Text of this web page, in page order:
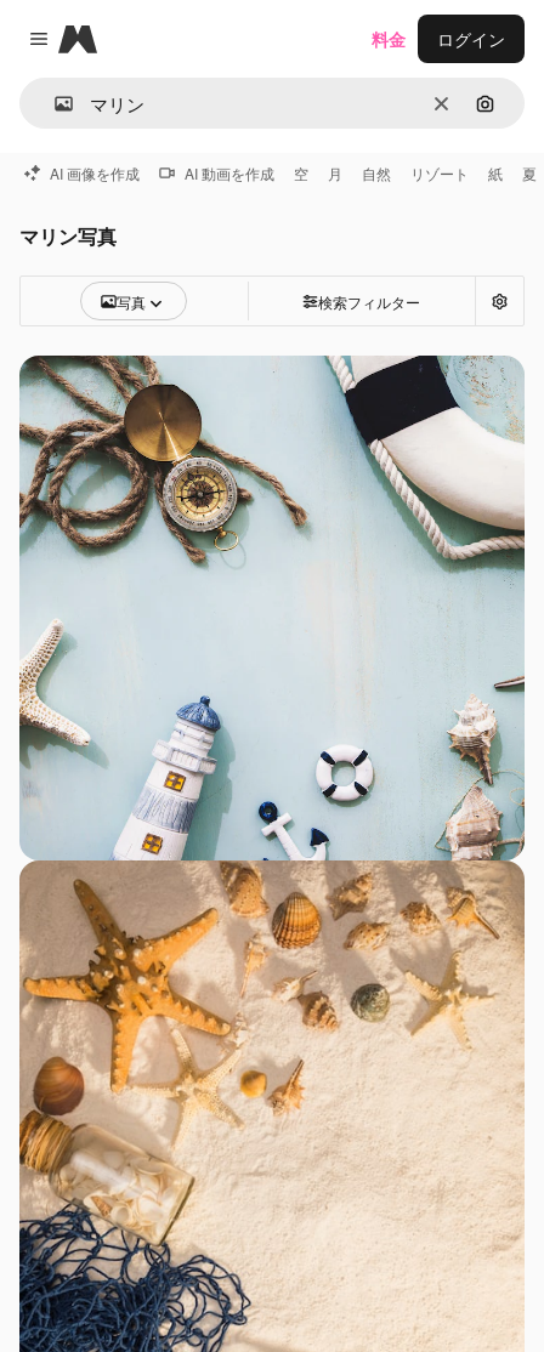
Close menu
Magnific
消去 画像で
料金 ログイン
AI 画像を作成 AI 動画を作成 空 月 自然 リゾート 紙 夏
マリン写真
写真 検索フィルター